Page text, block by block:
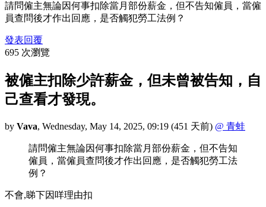
請問僱主無論因何事扣除當月部份薪金，但不告知僱員，當僱
員查問後才作出回應，是否觸犯勞工法例？
發表回覆
695 次瀏覽
被僱主扣除少許薪金，但未曾被告知，自
己查看才發現。
by Vava, Wednesday, May 14, 2025, 09:19 (451 天前) @ 青蛙
請問僱主無論因何事扣除當月部份薪金，但不告知
僱員，當僱員查問後才作出回應，是否觸犯勞工法
例？
不會,睇下因咩理由扣